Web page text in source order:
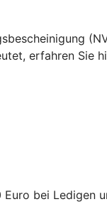
erfahren Sie
bei Ledigen